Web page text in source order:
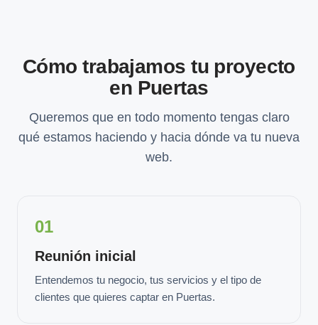
Cómo trabajamos tu proyecto
en Puertas
Queremos que en todo momento tengas claro
qué estamos haciendo y hacia dónde va tu nueva
web.
01
Reunión inicial
Entendemos tu negocio, tus servicios y el tipo de
clientes que quieres captar en Puertas.